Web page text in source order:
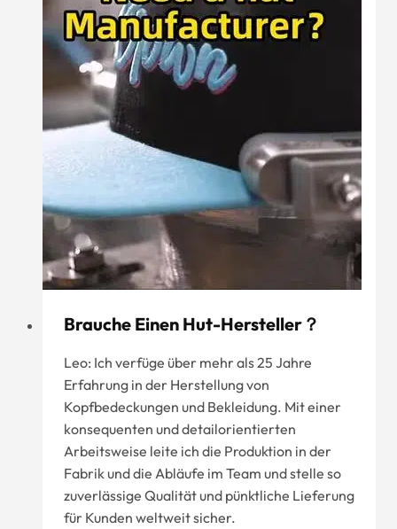
Brauche Einen Hut-Hersteller？
Leo: Ich verfüge über mehr als 25 Jahre
Erfahrung in der Herstellung von
Kopfbedeckungen und Bekleidung. Mit einer
konsequenten und detailorientierten
Arbeitsweise leite ich die Produktion in der
Fabrik und die Abläufe im Team und stelle so
zuverlässige Qualität und pünktliche Lieferung
für Kunden weltweit sicher.